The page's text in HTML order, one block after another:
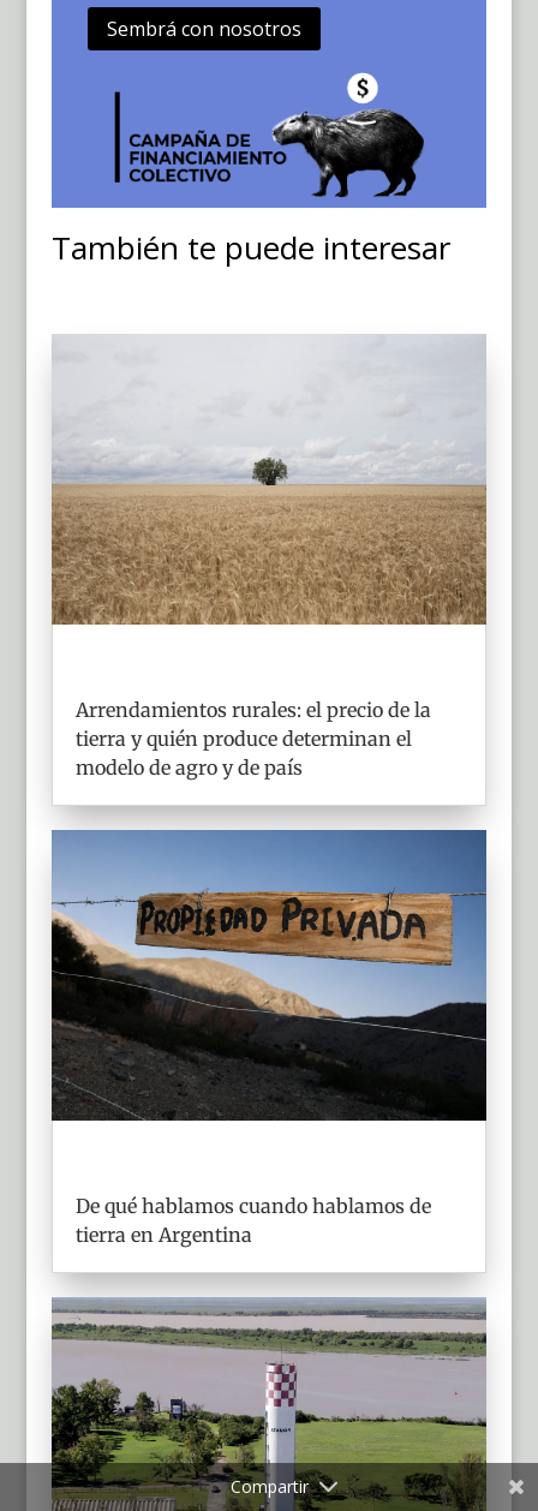
Sembrá con nosotros
También te puede interesar
Arrendamientos rurales: el precio de la
tierra y quién produce determinan el
modelo de agro y de país
De qué hablamos cuando hablamos de
tierra en Argentina
Compartir